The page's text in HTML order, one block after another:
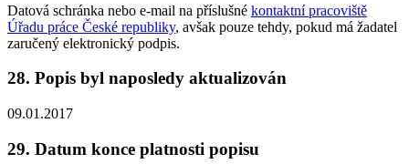
Datová schránka nebo e-mail na příslušné kontaktní pracoviště
Úřadu práce České republiky, avšak pouze tehdy, pokud má žadatel
zaručený elektronický podpis.
28. Popis byl naposledy aktualizován
09.01.2017
29. Datum konce platnosti popisu